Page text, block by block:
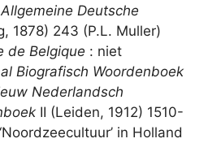
Allgemeine Deutsche
1878) 243 (P.L. Muller)
de Belgique : niet
Biografisch Woordenboek
Nederlandsch
II (Leiden, 1912) 1510-
in Holland